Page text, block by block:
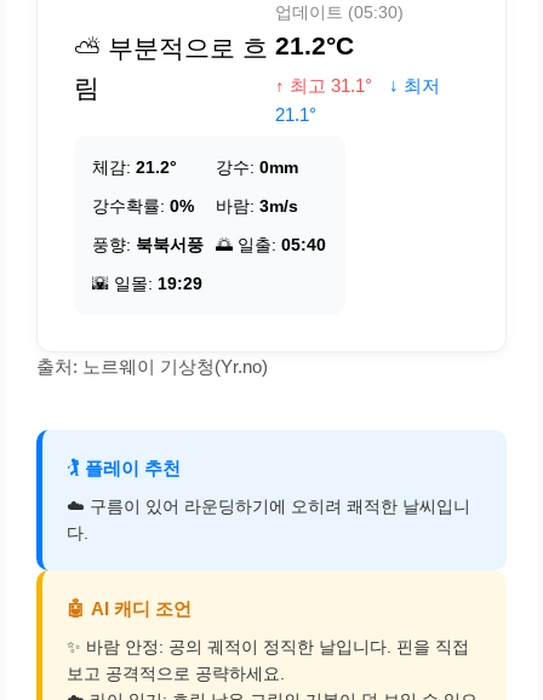
⛅ 부분적으로 흐
림
업데이트 (05:30)
21.2°C
↑ 최고 31.1°
↓ 최저
21.1°
체감: 21.2° 강수: 0mm
강수확률: 0% 바람: 3m/s
풍향: 북북서풍 🌅 일출: 05:40
🌇 일몰: 19:29
출처: 노르웨이 기상청(Yr.no)
🏌️ 플레이 추천
☁️ 구름이 있어 라운딩하기에 오히려 쾌적한 날씨입니
다.
🤖 AI 캐디 조언
✨ 바람 안정: 공의 궤적이 정직한 날입니다. 핀을 직접
보고 공격적으로 공략하세요.